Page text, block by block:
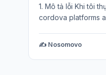
1. Mô tả lỗi Khi tôi
cordova platforms
✍️ Nosomovo